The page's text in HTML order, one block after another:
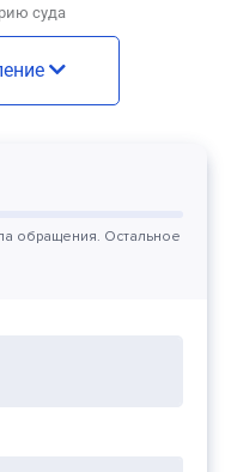
суда
обращения. Остальное